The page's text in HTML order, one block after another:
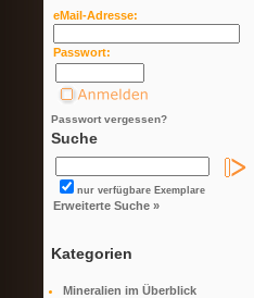
eMail-Adresse:
Passwort:
Passwort vergessen?
Suche
nur verfügbare Exemplare
Erweiterte Suche »
Kategorien
Mineralien im Überblick